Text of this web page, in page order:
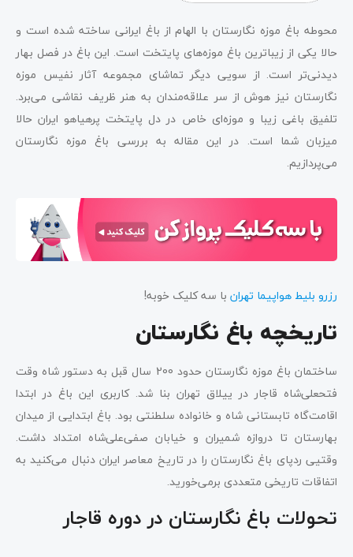
محوطه باغ موزه‌ نگارستان با الهام از باغ ایرانی ساخته شده است و
حالا یکی از زیباترین باغ‌ موزه‌های پایتخت است. این باغ در فصل بهار
دیدنی‌تر است. از سویی دیگر تماشای مجموعه آثار نفیس موزه
نگارستان نیز هوش از سر علاقه‌مندان به هنر ظریف نقاشی می‌برد.
تلفیق باغی زیبا و موزه‌ای خاص در دل پایتخت پرهیاهو ایران حالا
میزبان شما است. در این مقاله به بررسی باغ موزه نگارستان
می‌پردازیم.
رزرو بلیط هواپیما تهران با سه کلیک خوبه!
تاریخچه باغ نگارستان
ساختمان باغ موزه نگارستان حدود 200 سال قبل به دستور شاه وقت
فتحعلی‌شاه قاجار در ییلاق تهران بنا شد. کاربری این باغ در ابتدا
اقامت‌گاه تابستانی شاه و خانواده سلطنتی بود. باغ ابتدایی از میدان
بهارستان تا دروازه شمیران و خیابان صفی‌علی‌شاه امتداد داشت.
وقتیی ردپای باغ نگارستان را در تاریخ معاصر ایران دنبال می‌کنید به
اتفاقات تاریخی متعددی برمی‌خورید.
تحولات باغ نگارستان در دوره قاجار